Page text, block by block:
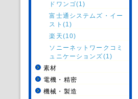
ドワンゴ(1)
富士通システムズ・イー
スト(1)
楽天(10)
ソニーネットワークコミ
ュニケーションズ(1)
素材
電機・精密
機械・製造